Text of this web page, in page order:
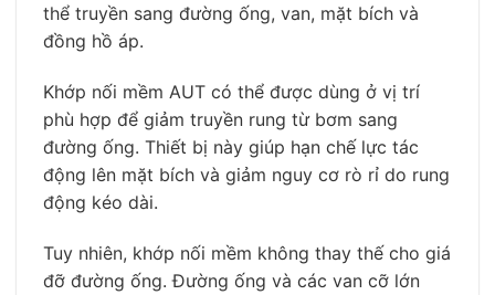
thể truyền sang đường ống, van, mặt bích và
đồng hồ áp.
Khớp nối mềm AUT có thể được dùng ở vị trí
phù hợp để giảm truyền rung từ bơm sang
đường ống. Thiết bị này giúp hạn chế lực tác
động lên mặt bích và giảm nguy cơ rò rỉ do rung
động kéo dài.
Tuy nhiên, khớp nối mềm không thay thế cho giá
đỡ đường ống. Đường ống và các van cỡ lớn